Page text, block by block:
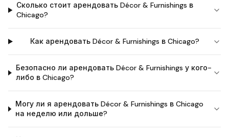
Сколько стоит арендовать Décor & Furnishings в
Chicago?
Как арендовать Décor & Furnishings в Chicago?
Безопасно ли арендовать Décor & Furnishings у кого-
либо в Chicago?
Могу ли я арендовать Décor & Furnishings в Chicago
на неделю или дольше?